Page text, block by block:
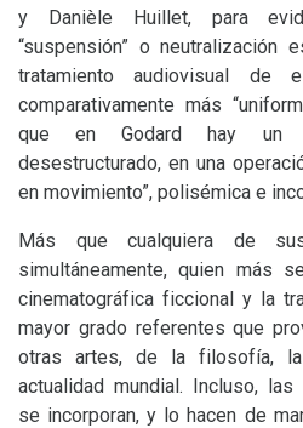
y Danièle Huillet, para
“suspensión” o neutralización
tratamiento audiovisual de
comparativamente más
que en Godard hay un
desestructurado, en una
en movimiento”, polisémica e
Más que cualquiera de
simultáneamente, quien más
cinematográfica ficcional y la
mayor grado referentes que
otras artes, de la filosofía,
actualidad mundial. Incluso,
se incorporan, y lo hacen de